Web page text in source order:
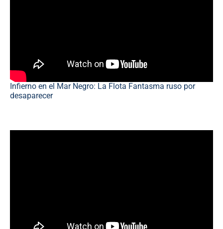
Infierno en el Mar Negro: La Flota Fantasma ruso por
desaparecer